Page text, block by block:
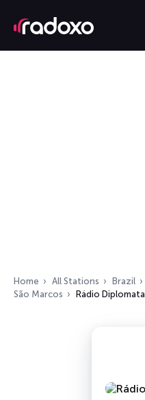
Home All Stations Brazil
São Marcos
Rádio Diplomata